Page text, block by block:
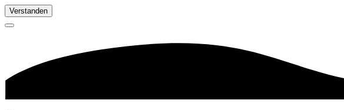
Verstanden